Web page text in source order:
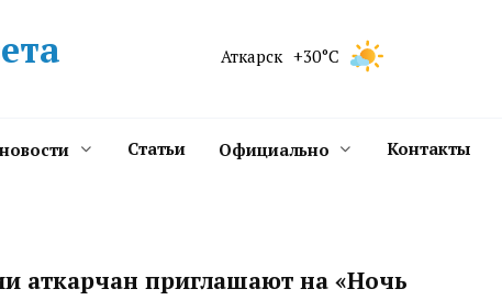
Аткарск +30°C
Статьи Официально Контакты
аткарчан приглашают на «Ночь